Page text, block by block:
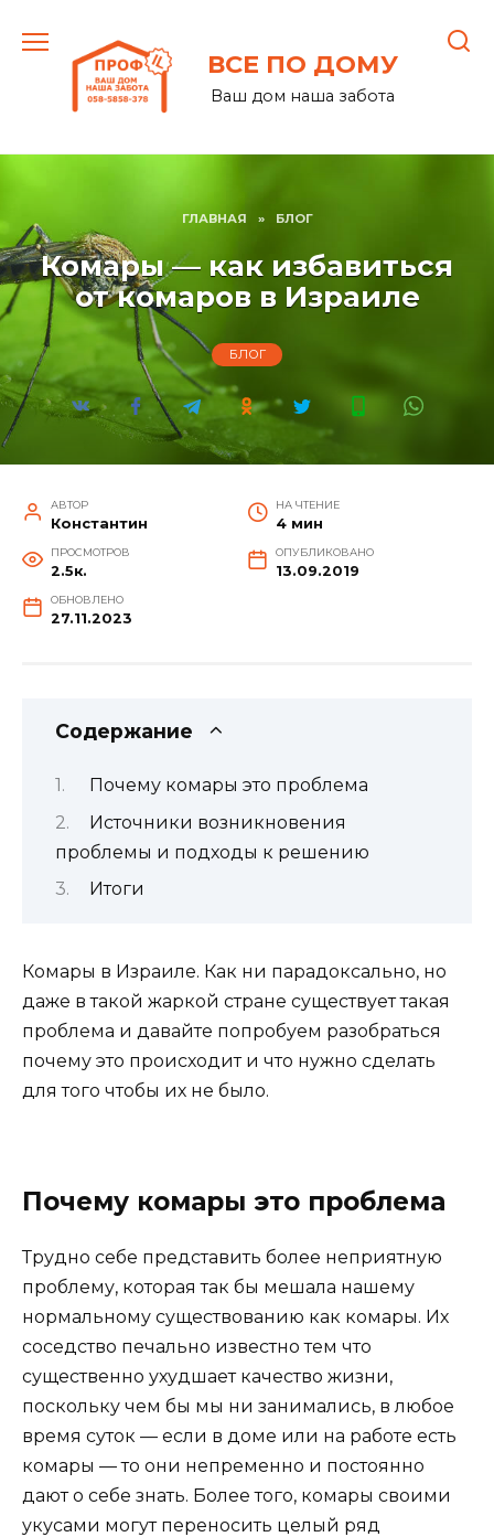
содержанию
ВСЕ ПО ДОМУ
Ваш дом наша забота
ГЛАВНАЯ » БЛОГ
Комары — как избавиться
от комаров в Израиле
БЛОГ
АВТОР
Константин
НА ЧТЕНИЕ
4 мин
ПРОСМОТРОВ
2.5к.
ОПУБЛИКОВАНО
13.09.2019
ОБНОВЛЕНО
27.11.2023
Содержание
Почему комары это проблема
Источники возникновения
проблемы и подходы к решению
Итоги
Комары в Израиле. Как ни парадоксально, но
даже в такой жаркой стране существует такая
проблема и давайте попробуем разобраться
почему это происходит и что нужно сделать
для того чтобы их не было.
Почему комары это проблема
Трудно себе представить более неприятную
проблему, которая так бы мешала нашему
нормальному существованию как комары. Их
соседство печально известно тем что
существенно ухудшает качество жизни,
поскольку чем бы мы ни занимались, в любое
время суток — если в доме или на работе есть
комары — то они непременно и постоянно
дают о себе знать. Более того, комары своими
укусами могут переносить целый ряд